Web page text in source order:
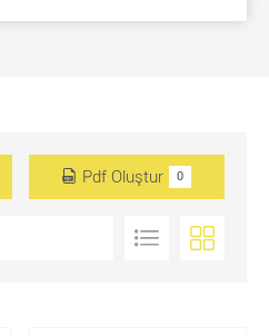
Pdf Oluştur 0